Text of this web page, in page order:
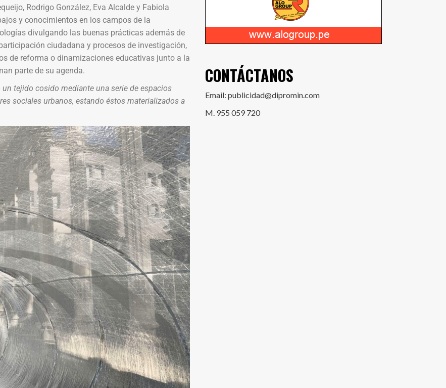
Rodrigo González, Eva Alcalde y Fabiola
y conocimientos en los campos de la
divulgando las buenas prácticas además de
ciudadana y procesos de investigación,
de reforma o dinamizaciones educativas junto a la
parte de su agenda.
tejido cosido mediante una serie de espacios
sociales urbanos, estando éstos materializados a
CONTÁCTANOS
Email: publicidad@dipromin.com
M. 955 059 720